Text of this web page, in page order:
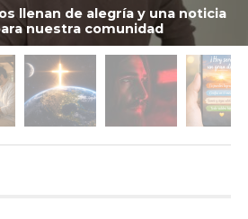
llenan de alegría y una noticia
nuestra comunidad